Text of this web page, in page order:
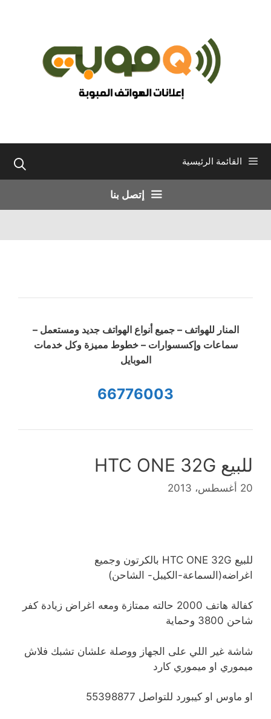
القائمة الرئيسية
إتصل بنا
المنار للهواتف – جميع أنواع الهواتف جديد ومستعمل –
سماعات وإكسسوارات – خطوط مميزة وكل خدمات
الموبايل
66776003
للبيع HTC ONE 32G
20 أغسطس، 2013
للبيع HTC ONE 32G بالكرتون وجميع
اغراضه(السماعة-الكيبل- الشاحن)
كفالة هاتف 2000 حالته ممتازة ومعه اغراض زيادة كفر
شاحن 3800 وحماية
شاشة غير اللي على الجهاز ووصلة علشان تشبك فلاش
ميموري او ميموري كارد
او ماوس او كيبورد للتواصل 55398877